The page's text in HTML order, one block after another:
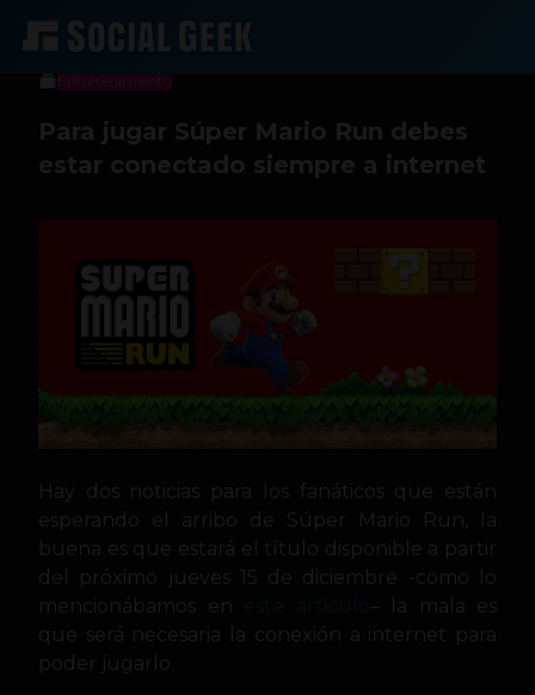
Stiven Cartagena
9 de diciembre de 2016
Para jugar Súper Mario Run debes
estar conectado siempre a internet
Hay dos noticias para los fanáticos que están
esperando el arribo de Súper Mario Run, la
buena es que estará el título disponible a partir
del próximo jueves 15 de diciembre -como lo
mencionábamos en
– la mala es
que será necesaria la conexión a internet para
poder jugarlo.